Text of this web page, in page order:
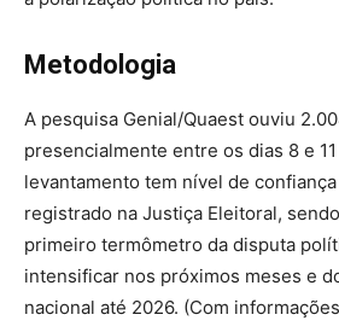
Metodologia
A pesquisa Genial/Quaest ouviu
presencialmente entre os dias 8 e
levantamento tem nível de
registrado na Justiça Eleitoral,
primeiro termômetro da disputa
intensificar nos próximos meses e
nacional até 2026. (Com